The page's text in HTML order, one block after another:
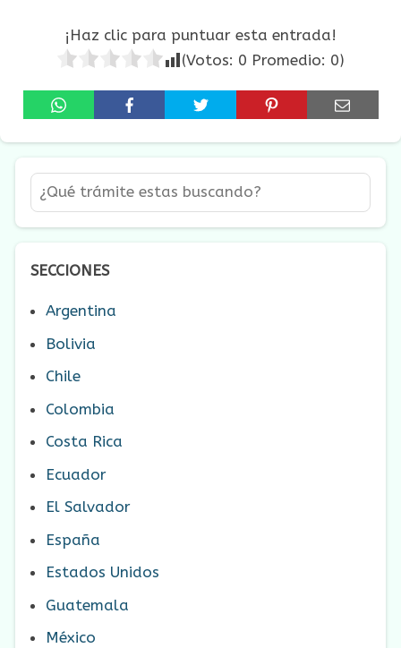
¡Haz clic para puntuar esta entrada!
(Votos: 0 Promedio: 0)
SECCIONES
Argentina
Bolivia
Chile
Colombia
Costa Rica
Ecuador
El Salvador
España
Estados Unidos
Guatemala
México